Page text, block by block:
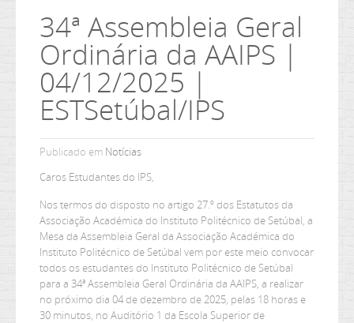
34ª Assembleia Geral
Ordinária da AAIPS |
04/12/2025 |
ESTSetúbal/IPS
Publicado em Notícias
Caros Estudantes do IPS,
Nos termos do disposto no artigo 27.º dos Estatutos da
Associação Académica do Instituto Politécnico de Setúbal, a
Mesa da Assembleia Geral da Associação Académica do
Instituto Politécnico de Setúbal vem por este meio convocar
todos os estudantes do Instituto Politécnico de Setúbal
para a 34ª Assembleia Geral Ordinária da AAIPS, a realizar
no próximo dia 04 de dezembro de 2025, pelas 18 horas e
30 minutos, no Auditório 1 da Escola Superior de